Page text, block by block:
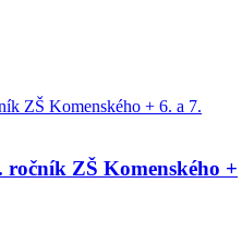
ZŠ Komenského +